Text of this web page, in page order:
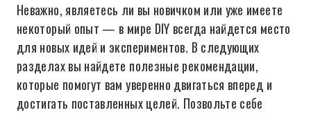
Неважно, являетесь ли вы новичком или уже имеете
некоторый опыт — в мире DIY всегда найдется место
для новых идей и экспериментов. В следующих
разделах вы найдете полезные рекомендации,
которые помогут вам уверенно двигаться вперед и
достигать поставленных целей. Позвольте себе